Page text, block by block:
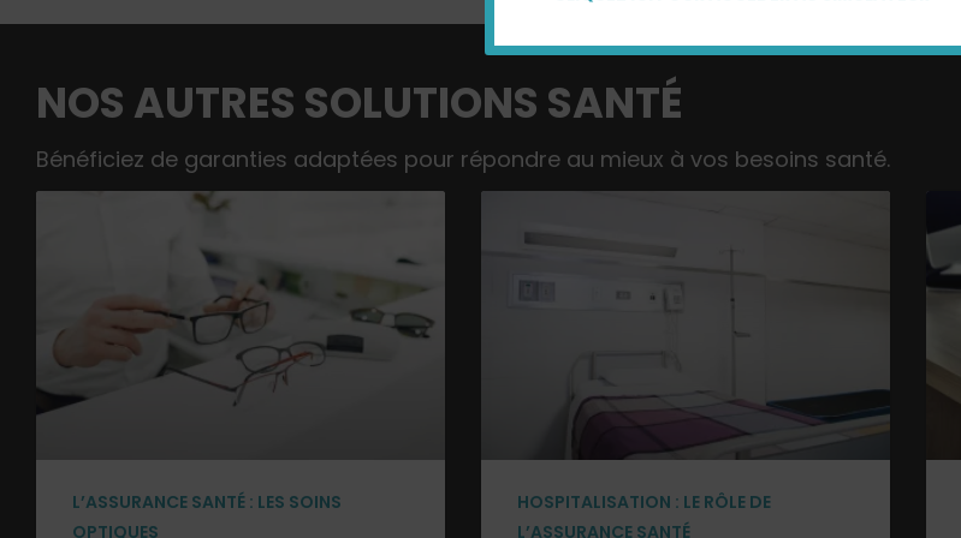
NOS AUTRES SOLUTIONS SANTÉ
Bénéficiez de garanties adaptées pour répondre au mieux à vos besoins santé.
L’ASSURANCE SANTÉ : LES SOINS
OPTIQUES
HOSPITALISATION : LE RÔLE DE
L’ASSURANCE SANTÉ